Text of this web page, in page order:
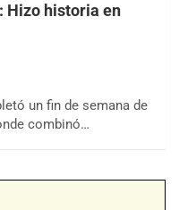
Hizo historia en
un fin de semana de
combinó…